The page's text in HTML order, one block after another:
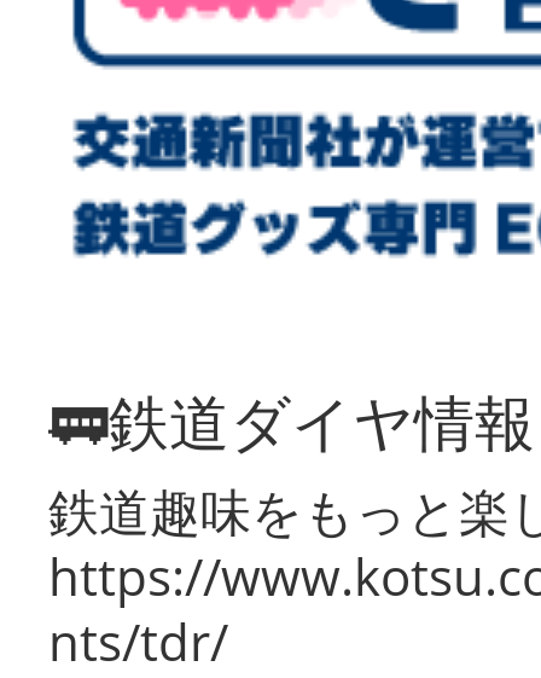
🚃鉄道ダイヤ情
鉄道趣味をもっと楽
https://
nts/tdr/